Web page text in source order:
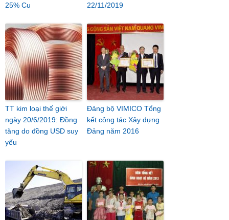
25% Cu
22/11/2019
TT kim loại thế giới
ngày 20/6/2019: Đồng
tăng do đồng USD suy
yếu
Đảng bộ VIMICO Tổng
kết công tác Xây dựng
Đảng năm 2016